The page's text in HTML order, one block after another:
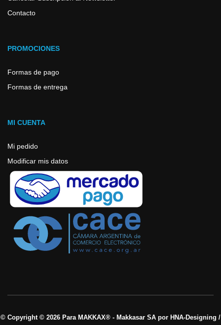
Contacto
PROMOCIONES
Formas de pago
Formas de entrega
MI CUENTA
Mi pedido
Modificar mis datos
© Copyright © 2026 Para MAKKAX® - Makkasar SA por HNA-Designing /